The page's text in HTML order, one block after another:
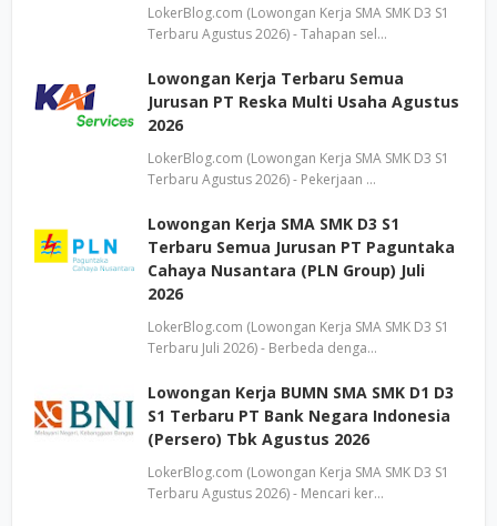
LokerBlog.com (Lowongan Kerja SMA SMK D3 S1
Terbaru Agustus 2026) - Tahapan sel…
Lowongan Kerja Terbaru Semua
Jurusan PT Reska Multi Usaha Agustus
2026
LokerBlog.com (Lowongan Kerja SMA SMK D3 S1
Terbaru Agustus 2026) - Pekerjaan …
Lowongan Kerja SMA SMK D3 S1
Terbaru Semua Jurusan PT Paguntaka
Cahaya Nusantara (PLN Group) Juli
2026
LokerBlog.com (Lowongan Kerja SMA SMK D3 S1
Terbaru Juli 2026) - Berbeda denga…
Lowongan Kerja BUMN SMA SMK D1 D3
S1 Terbaru PT Bank Negara Indonesia
(Persero) Tbk Agustus 2026
LokerBlog.com (Lowongan Kerja SMA SMK D3 S1
Terbaru Agustus 2026) - Mencari ker…